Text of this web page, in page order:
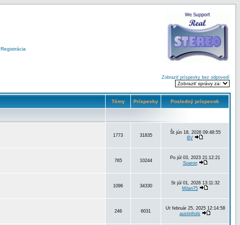
Registrácia
Zobraziť príspevky bez odpovedí
Témy Príspevky Posledný príspevok
1773 31835
Št jún 18, 2026 09:48:55
BV
765 10244
Po júl 03, 2023 21:12:21
Soaron
1096 34330
St júl 01, 2026 13:11:32
Milan75
246 6031
Ut február 25, 2025 12:14:58
austinhols